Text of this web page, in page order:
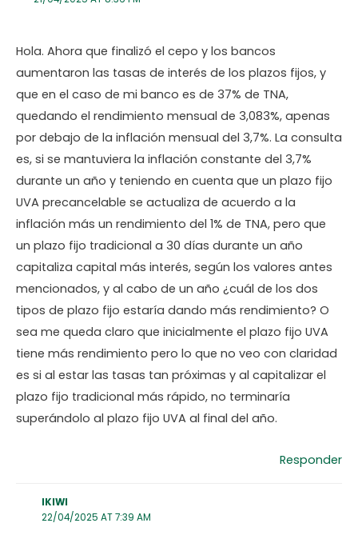
Hola. Ahora que finalizó el cepo y los bancos
aumentaron las tasas de interés de los plazos fijos, y
que en el caso de mi banco es de 37% de TNA,
quedando el rendimiento mensual de 3,083%, apenas
por debajo de la inflación mensual del 3,7%. La consulta
es, si se mantuviera la inflación constante del 3,7%
durante un año y teniendo en cuenta que un plazo fijo
UVA precancelable se actualiza de acuerdo a la
inflación más un rendimiento del 1% de TNA, pero que
un plazo fijo tradicional a 30 días durante un año
capitaliza capital más interés, según los valores antes
mencionados, y al cabo de un año ¿cuál de los dos
tipos de plazo fijo estaría dando más rendimiento? O
sea me queda claro que inicialmente el plazo fijo UVA
tiene más rendimiento pero lo que no veo con claridad
es si al estar las tasas tan próximas y al capitalizar el
plazo fijo tradicional más rápido, no terminaría
superándolo al plazo fijo UVA al final del año.
Responder
IKIWI
22/04/2025 AT 7:39 AM